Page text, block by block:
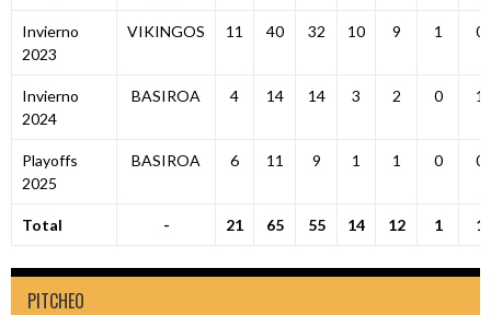
Invierno
2023
VIKINGOS 11 40 32 10 9 1 0
Invierno
2024
BASIROA 4 14 14 3 2 0 1
Playoffs
2025
BASIROA 6 11 9 1 1 0 0
Total - 21 65 55 14 12 1 1
PITCHEO